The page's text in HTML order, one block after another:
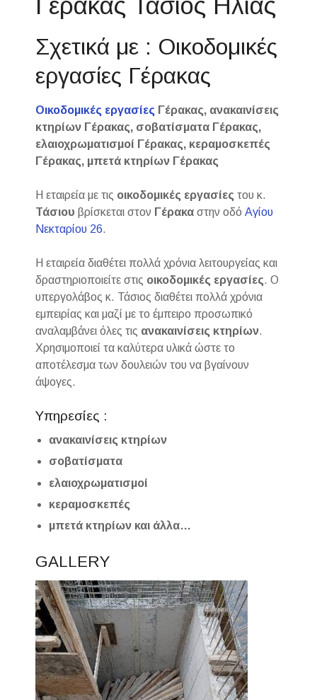
Σχετικά με : Οικοδομικές
εργασίες Γέρακας
Οικοδομικές εργασίες Γέρακας, ανακαινίσεις
κτηρίων Γέρακας, σοβατίσματα Γέρακας,
ελαιοχρωματισμοί Γέρακας, κεραμοσκεπές
Γέρακας, μπετά κτηρίων Γέρακας
Η εταιρεία με τις οικοδομικές εργασίες του κ.
Τάσιου βρίσκεται στον Γέρακα στην οδόΑγίου
Νεκταρίου 26.
Η εταιρεία διαθέτει πολλά χρόνια λειτουργείας και
δραστηριοποιείτε στις οικοδομικές εργασίες. Ο
υπεργολάβος κ. Τάσιος διαθέτει πολλά χρόνια
εμπειρίας και μαζί με το έμπειρο προσωπικό
αναλαμβάνει όλες τις ανακαινίσεις κτηρίων.
Χρησιμοποιεί τα καλύτερα υλικά ώστε το
αποτέλεσμα των δουλειών του να βγαίνουν
άψογες.
Υπηρεσίες :
ανακαινίσεις κτηρίων
σοβατίσματα
ελαιοχρωματισμοί
κεραμοσκεπές
μπετά κτηρίων και άλλα…
GALLERY